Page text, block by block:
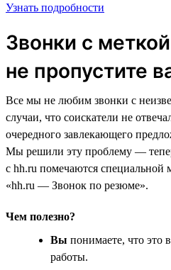
Узнать подробности
Звонки с
не пропустите
Все мы не любим звонки с
случаи, что соискатели не
очередного завлекающего
Мы решили эту проблему —
с hh.ru помечаются
«hh.ru — Звонок по резюме».
Чем полезно?
Вы понимаете, что это
работы.